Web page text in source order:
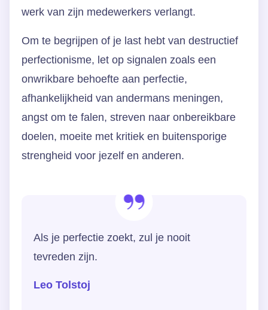
werk van zijn medewerkers verlangt.
Om te begrijpen of je last hebt van destructief
perfectionisme, let op signalen zoals een
onwrikbare behoefte aan perfectie,
afhankelijkheid van andermans meningen,
angst om te falen, streven naar onbereikbare
doelen, moeite met kritiek en buitensporige
strengheid voor jezelf en anderen.
Als je perfectie zoekt, zul je nooit
tevreden zijn.
Leo Tolstoj